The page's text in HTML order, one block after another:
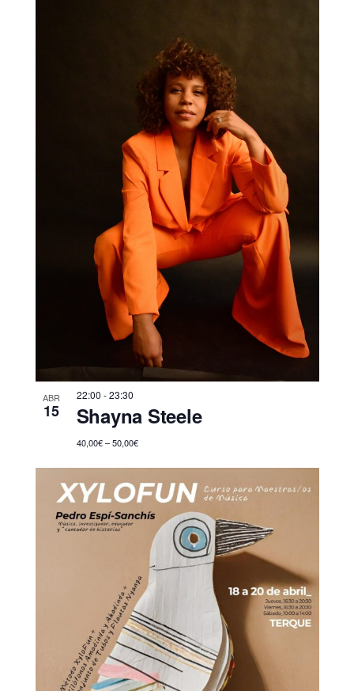
ABR
15
22:00 -23:30
Shayna Steele
40,00€ – 50,00€